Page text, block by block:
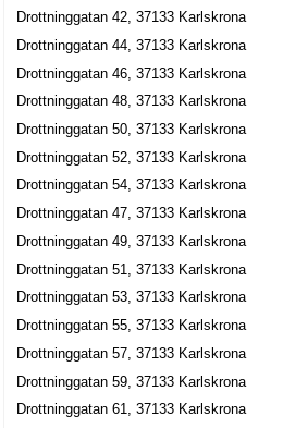
AB Gängletorp
Klaes Göran Åkesson
0455-19670
Frimurarelogernas I Karlskrona
0455-10375
Drottninggatan 32, 37132 Karlskrona
Karlskrona-Trossö Vandrarhem AB
0455-10020
Drottninggatan 41 A, 37132 Karlskrona
Jan Peter Gunnar Gustavsson
0455-23321
Drottninggatan 42 B Lgh 1304, 37133 Karlskrona
Substirling HB
Drottninggatan 42, 37133 Karlskrona
Drottninggatan 44, 37133 Karlskrona
Drottninggatan 46, 37133 Karlskrona
Drottninggatan 48, 37133 Karlskrona
Drottninggatan 50, 37133 Karlskrona
Drottninggatan 52, 37133 Karlskrona
Drottninggatan 54, 37133 Karlskrona
Drottninggatan 47, 37133 Karlskrona
Drottninggatan 49, 37133 Karlskrona
Drottninggatan 51, 37133 Karlskrona
Drottninggatan 53, 37133 Karlskrona
Drottninggatan 55, 37133 Karlskrona
Drottninggatan 57, 37133 Karlskrona
Drottninggatan 59, 37133 Karlskrona
Drottninggatan 61, 37133 Karlskrona